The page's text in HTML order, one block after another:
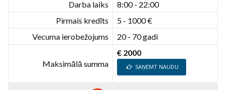
Darba laiks
8:00 - 22:00
Pirmais kredīts
5 - 1000 €
Vecuma ierobežojums
20 - 70 gadi
Maksimālā summa
€ 2000
SAŅEMT NAUDU